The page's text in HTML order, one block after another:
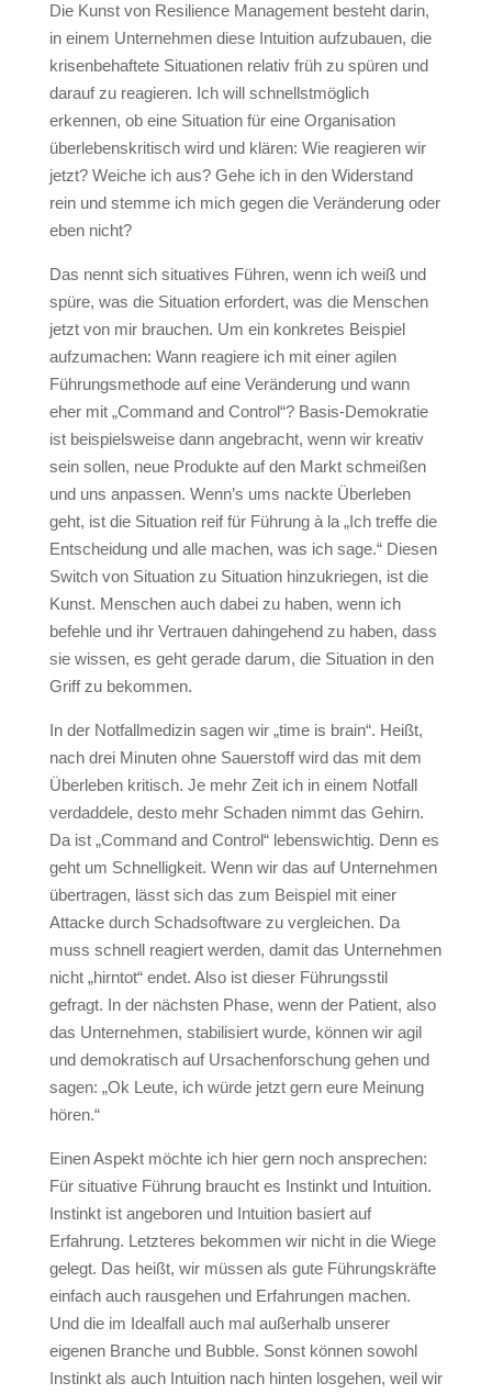
Die Kunst von Resilience Management besteht darin,
in einem Unternehmen diese Intuition aufzubauen, die
krisenbehaftete Situationen relativ früh zu spüren und
darauf zu reagieren. Ich will schnellstmöglich
erkennen, ob eine Situation für eine Organisation
überlebenskritisch wird und klären: Wie reagieren wir
jetzt? Weiche ich aus? Gehe ich in den Widerstand
rein und stemme ich mich gegen die Veränderung oder
eben nicht?
Das nennt sich situatives Führen, wenn ich weiß und
spüre, was die Situation erfordert, was die Menschen
jetzt von mir brauchen. Um ein konkretes Beispiel
aufzumachen: Wann reagiere ich mit einer agilen
Führungsmethode auf eine Veränderung und wann
eher mit „Command and Control“? Basis-Demokratie
ist beispielsweise dann angebracht, wenn wir kreativ
sein sollen, neue Produkte auf den Markt schmeißen
und uns anpassen. Wenn’s ums nackte Überleben
geht, ist die Situation reif für Führung à la „Ich treffe die
Entscheidung und alle machen, was ich sage.“ Diesen
Switch von Situation zu Situation hinzukriegen, ist die
Kunst. Menschen auch dabei zu haben, wenn ich
befehle und ihr Vertrauen dahingehend zu haben, dass
sie wissen, es geht gerade darum, die Situation in den
Griff zu bekommen.
In der Notfallmedizin sagen wir „time is brain“. Heißt,
nach drei Minuten ohne Sauerstoff wird das mit dem
Überleben kritisch. Je mehr Zeit ich in einem Notfall
verdaddele, desto mehr Schaden nimmt das Gehirn.
Da ist „Command and Control“ lebenswichtig. Denn es
geht um Schnelligkeit. Wenn wir das auf Unternehmen
übertragen, lässt sich das zum Beispiel mit einer
Attacke durch Schadsoftware zu vergleichen. Da
muss schnell reagiert werden, damit das Unternehmen
nicht „hirntot“ endet. Also ist dieser Führungsstil
gefragt. In der nächsten Phase, wenn der Patient, also
das Unternehmen, stabilisiert wurde, können wir agil
und demokratisch auf Ursachenforschung gehen und
sagen: „Ok Leute, ich würde jetzt gern eure Meinung
hören.“
Einen Aspekt möchte ich hier gern noch ansprechen:
Für situative Führung braucht es Instinkt und Intuition.
Instinkt ist angeboren und Intuition basiert auf
Erfahrung. Letzteres bekommen wir nicht in die Wiege
gelegt. Das heißt, wir müssen als gute Führungskräfte
einfach auch rausgehen und Erfahrungen machen.
Und die im Idealfall auch mal außerhalb unserer
eigenen Branche und Bubble. Sonst können sowohl
Instinkt als auch Intuition nach hinten losgehen, weil wir